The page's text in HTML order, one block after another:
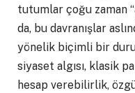
tutumlar çoğu zaman
da, bu davranışlar
yönelik biçimli bir
siyaset algısı, klasik
hesap verebilirlik,